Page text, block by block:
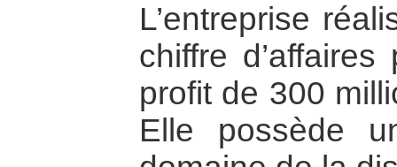
L’entreprise
chiffre
profit de 300
Elle possède